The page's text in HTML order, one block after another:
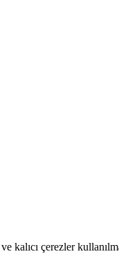
kalıcı çerezler